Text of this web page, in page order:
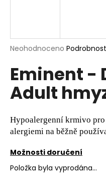
Průměrné
produktu
je
0,0
z
hvězdiček.
Neohodnoceno
Eminent -
Adult
Hypoalergenní krmivo
alergiemi na běžně
Možnosti doručení
Položka byla vyprodána…
í
t
?
o